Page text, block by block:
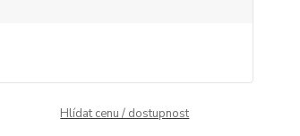
Hlídat cenu / dostupnost